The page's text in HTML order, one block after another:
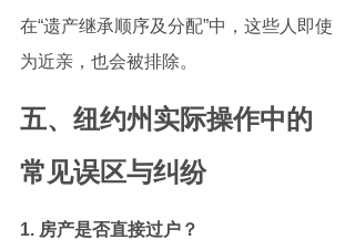
在“遗产继承顺序及分配”中，这些人即使
为近亲，也会被排除。
五、纽约州实际操作中的
常见误区与纠纷
1. 房产是否直接过户？